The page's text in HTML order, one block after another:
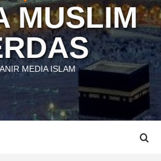
MUSLIM
MEDIA ISLAM